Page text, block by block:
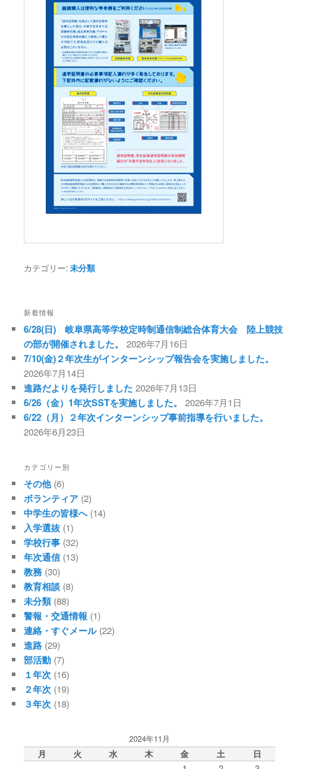
カテゴリー:未分類
新着情報
6/28(日) 岐阜県高等学校定時制通信制総合体育大会 陸上競技
の部が開催されました。
2026年7月16日
7/10(金)２年次生がインターンシップ報告会を実施しました。
2026年7月14日
進路だよりを発行しました 2026年7月13日
6/26（金）1年次SSTを実施しました。
2026年7月1日
6/22（月）２年次インターンシップ事前指導を行いました。
2026年6月23日
カテゴリー別
その他(6)
ボランティア (2)
中学生の皆様へ(14)
入学選抜 (1)
学校行事 (32)
年次通信 (13)
教務 (30)
教育相談 (8)
未分類(88)
警報・交通情報 (1)
連絡・すぐメール(22)
進路 (29)
部活動 (7)
１年次 (16)
２年次 (19)
３年次 (18)
2024年11月
月 火 水 木 金 土 日